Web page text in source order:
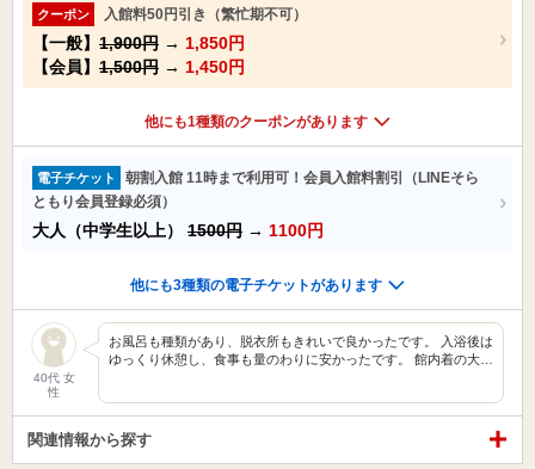
クーポン 入館料50円引き（繁忙期不可）
【一般】 1,900円 → 1,850円
【会員】 1,500円 → 1,450円
他にも1種類のクーポンがあります
電子チケット
朝割入館 11時まで利用可！会員入館料割引（LINEそら
ともり会員登録必須）
大人（中学生以上） 1500円 → 1100円
他にも3種類の電子チケットがあります
40代 女
性
お風呂も種類があり、脱衣所もきれいで良かったです。 入浴後は
ゆっくり休憩し、食事も量のわりに安かったです。 館内着の大…
関連情報から探す